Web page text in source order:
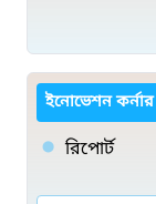
ইনোভেশন কর্নার
রিপোর্ট